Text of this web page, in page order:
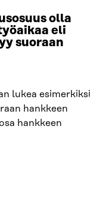
olla
eli
suoraan
lukea esimerkiksi
hankkeen
hankkeen